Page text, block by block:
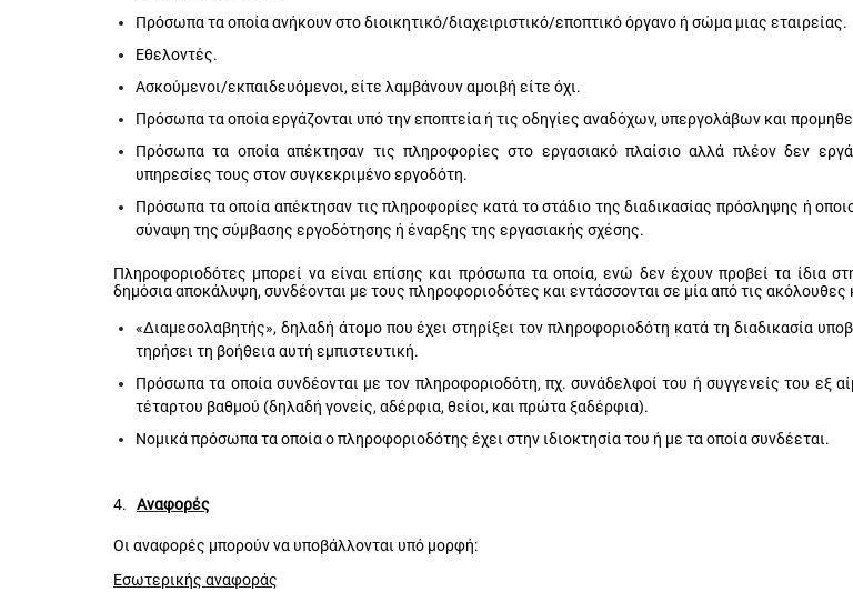
Πρόσωπα τα οποία ανήκουν στο διοικητικό/διαχειριστικό/εποπτικό όργανο ή σώμα μιας εταιρείας.
Εθελοντές.
Ασκούμενοι/εκπαιδευόμενοι, είτε λαμβάνουν αμοιβή είτε όχι.
Πρόσωπα τα οποία εργάζονται υπό την εποπτεία ή τις οδηγίες αναδόχων, υπεργολάβων και
Πρόσωπα τα οποία απέκτησαν τις πληροφορίες στο εργασιακό πλαίσιο αλλά πλέον δεν
υπηρεσίες τους στον συγκεκριμένο εργοδότη.
Πρόσωπα τα οποία απέκτησαν τις πληροφορίες κατά το στάδιο της διαδικασίας πρόσληψης ή
σύναψη της σύμβασης εργοδότησης ή έναρξης της εργασιακής σχέσης.
Πληροφοριοδότες μπορεί να είναι επίσης και πρόσωπα τα οποία, ενώ δεν έχουν προβεί τα ίδια
δημόσια αποκάλυψη, συνδέονται με τους πληροφοριοδότες και εντάσσονται σε μία από τις ακόλουθες
«Διαμεσολαβητής», δηλαδή άτομο που έχει στηρίξει τον πληροφοριοδότη κατά τη διαδικασία
τηρήσει τη βοήθεια αυτή εμπιστευτική.
Πρόσωπα τα οποία συνδέονται με τον πληροφοριοδότη, πχ. συνάδελφοί του ή συγγενείς του εξ
τέταρτου βαθμού (δηλαδή γονείς, αδέρφια, θείοι, και πρώτα ξαδέρφια).
Νομικά πρόσωπα τα οποία ο πληροφοριοδότης έχει στην ιδιοκτησία του ή με τα οποία συνδέεται.
4. Αναφορές
Οι αναφορές μπορούν να υποβάλλονται υπό μορφή:
Εσωτερικής αναφοράς